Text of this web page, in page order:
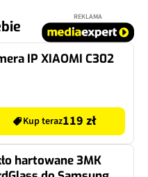
REKLAMA
IP XIAOMI C302
Kup teraz119 zł
hartowane 3MK